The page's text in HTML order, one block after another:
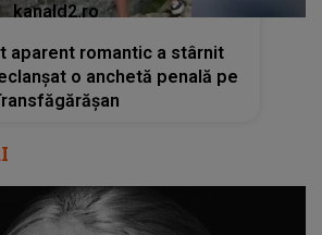
kanald2.ro
aparent romantic a stârnit
o anchetă penală pe